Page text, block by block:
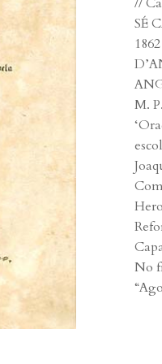
SÉ
M.
No